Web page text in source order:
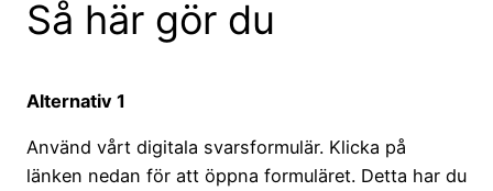
Så här gör du
Alternativ 1
Använd vårt digitala svarsformulär. Klicka på
länken nedan för att öppna formuläret. Detta har du